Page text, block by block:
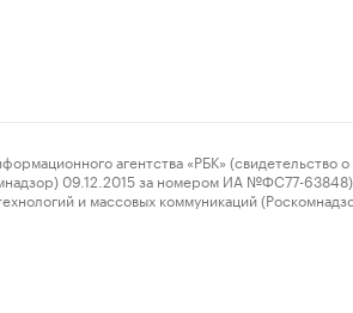
агентства «РБК» (свидетельство о
09.12.2015 за номером ИА №ФС77-63848)
и массовых коммуникаций